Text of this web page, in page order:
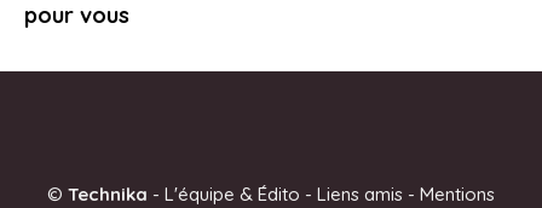
pour vous
© Technika - L'équipe & Édito - Liens amis - Mentions